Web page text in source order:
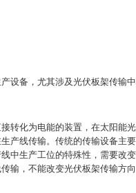
设备，尤其涉及光伏板架传输中
转化为电能的装置，在太阳能
产线传输。传统的传输设备主
中生产工位的特殊性，需要改
输，不能改变光伏板架传输方